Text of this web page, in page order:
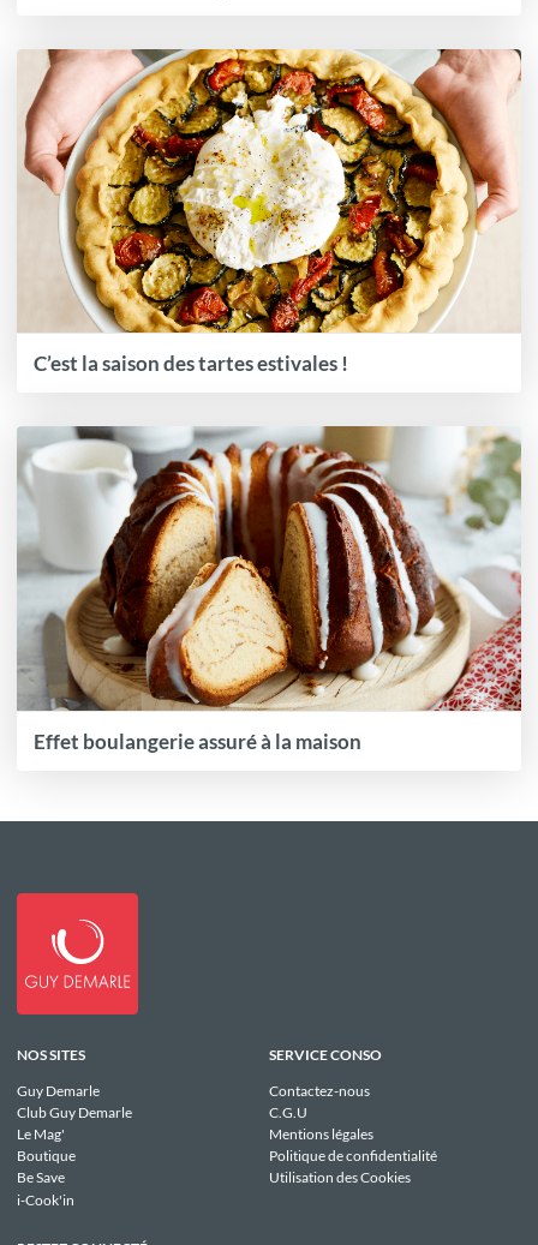
C’est la saison des tartes estivales !
Effet boulangerie assuré à la maison
NOS SITES
Guy Demarle
Club Guy Demarle
Le Mag'
Boutique
Be Save
i-Cook'in
SERVICE CONSO
Contactez-nous
C.G.U
Mentions légales
Politique de confidentialité
Utilisation des Cookies